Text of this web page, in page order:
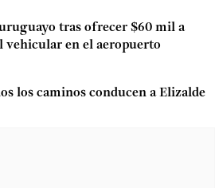
tras ofrecer $60 mil a
vehicular en el aeropuerto
los caminos conducen a Elizalde